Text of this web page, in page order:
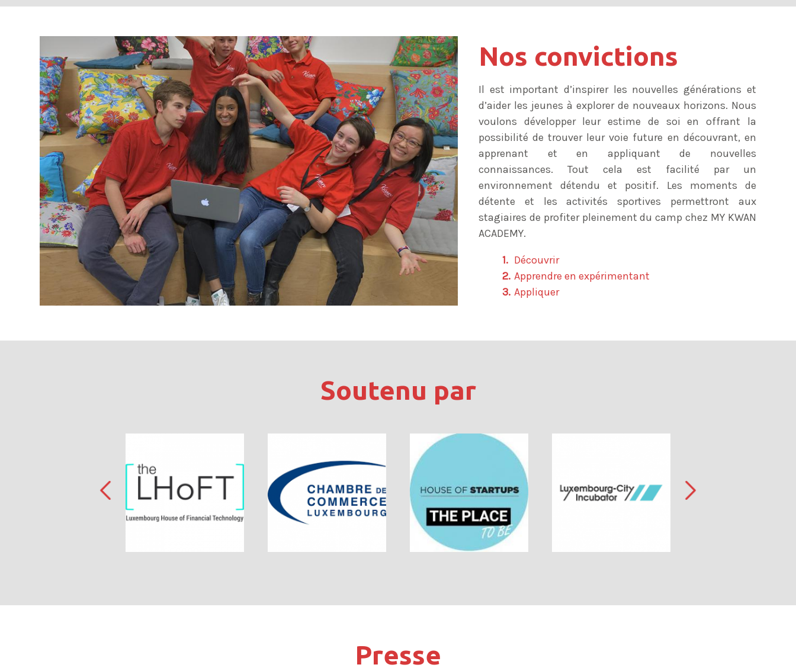
Nos convictions
Il est important d’inspirer les nouvelles générations et
d’aider les jeunes à explorer de nouveaux horizons. Nous
voulons développer leur estime de soi en offrant la
possibilité de trouver leur voie future en découvrant, en
apprenant et en appliquant de nouvelles
connaissances. Tout cela est facilité par un
environnement détendu et positif. Les moments de
détente et les activités sportives permettront aux
stagiaires de profiter pleinement du camp chez MY KWAN
ACADEMY.
Découvrir
Apprendre en expérimentant
Appliquer
Soutenu par
Presse